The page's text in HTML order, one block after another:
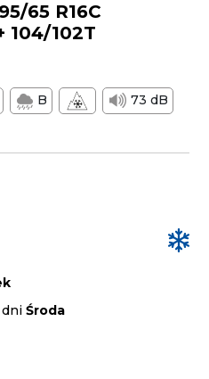
65 R16C
104/102T
B
73 dB
dniŚroda